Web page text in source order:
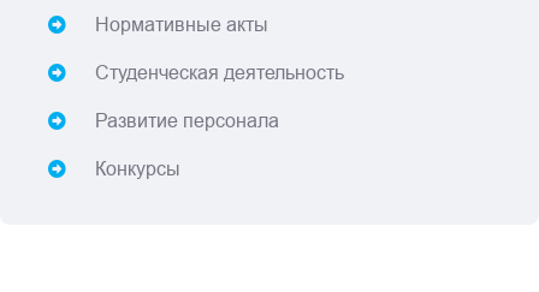
Нормативные акты
Студенческая деятельность
Развитие персонала
Конкурсы